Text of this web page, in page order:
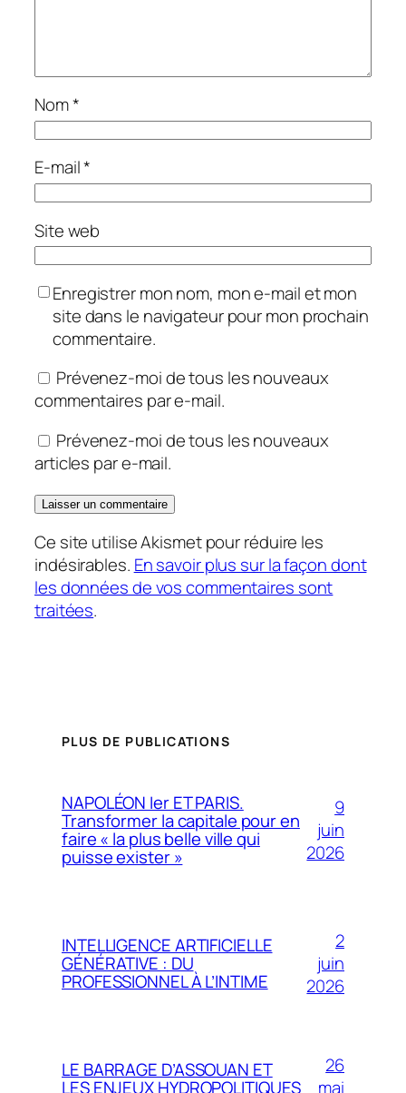
Nom*
E-mail*
Site web
Enregistrer mon nom, mon e-mail et mon
site dans le navigateur pour mon prochain
commentaire.
Prévenez-moi de tous les nouveaux
commentaires par e-mail.
Prévenez-moi de tous les nouveaux
articles par e-mail.
Ce site utilise Akismet pour réduire les
indésirables. En savoir plus sur la façon dont
les données de vos commentaires sont
traitées.
PLUS DE PUBLICATIONS
NAPOLÉON Ier ET PARIS.
Transformer la capitale pour en
faire « la plus belle ville qui
puisse exister »
9
juin
2026
INTELLIGENCE ARTIFICIELLE
GÉNÉRATIVE : DU
PROFESSIONNEL À L’INTIME
2
juin
2026
LE BARRAGE D’ASSOUAN ET
LES ENJEUX HYDROPOLITIQUES
26
mai